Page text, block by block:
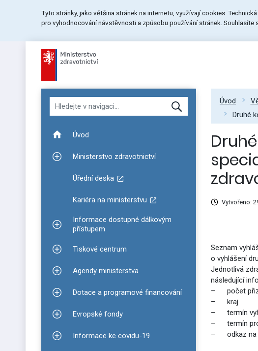
Tyto stránky, jako většina stránek na internetu, využívají cookies:
pro vyhodnocování návstěvnosti a způsobu používání stránek. Souhlasíte
Hledat v navigaci
Úvod
Zobrazit podmenu pro Ministerstvo zdravotnictví
Ministerstvo zdravotnictví
Úřední deska
Kariéra na ministerstvu
Zobrazit podmenu pro Informace dostupné dálkovým
Informace dostupné dálkovým
přístupem
Zobrazit podmenu pro Tiskové centrum
Tiskové centrum
Zobrazit podmenu pro Agendy ministerstva
Agendy ministerstva
Zobrazit podmenu pro Dotace a programové financování
Dotace a programové financování
Zobrazit podmenu pro Evropské fondy
Evropské fondy
Zobrazit podmenu pro Informace ke covidu-19
Informace ke covidu-19
Úvod
Druhé
Vytvořeno:
Seznam
o vyhlášení
Jednotlivá
následující
– počet
– kraj
– termín
– termín pro
– odkaz na